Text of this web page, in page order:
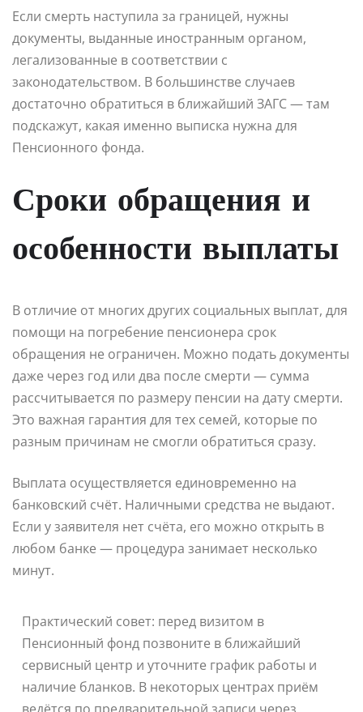
Если смерть наступила за границей, нужны
документы, выданные иностранным органом,
легализованные в соответствии с
законодательством. В большинстве случаев
достаточно обратиться в ближайший ЗАГС — там
подскажут, какая именно выписка нужна для
Пенсионного фонда.
Сроки обращения и
особенности выплаты
В отличие от многих других социальных выплат, для
помощи на погребение пенсионера срок
обращения не ограничен. Можно подать документы
даже через год или два после смерти — сумма
рассчитывается по размеру пенсии на дату смерти.
Это важная гарантия для тех семей, которые по
разным причинам не смогли обратиться сразу.
Выплата осуществляется единовременно на
банковский счёт. Наличными средства не выдают.
Если у заявителя нет счёта, его можно открыть в
любом банке — процедура занимает несколько
минут.
Практический совет: перед визитом в
Пенсионный фонд позвоните в ближайший
сервисный центр и уточните график работы и
наличие бланков. В некоторых центрах приём